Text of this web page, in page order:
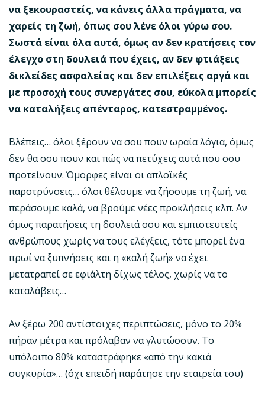
να ξεκουραστείς, να κάνεις άλλα πράγματα, να
χαρείς τη ζωή, όπως σου λένε όλοι γύρω σου.
Σωστά είναι όλα αυτά, όμως αν δεν κρατήσεις τον
έλεγχο στη δουλειά που έχεις, αν δεν φτιάξεις
δικλείδες ασφαλείας και δεν επιλέξεις αργά και
με προσοχή τους συνεργάτες σου, εύκολα μπορείς
να καταλήξεις απένταρος, κατεστραμμένος.
Βλέπεις… όλοι ξέρουν να σου πουν ωραία λόγια, όμως
δεν θα σου πουν και πώς να πετύχεις αυτά που σου
προτείνουν. Όμορφες είναι οι απλοϊκές
παροτρύνσεις… όλοι θέλουμε να ζήσουμε τη ζωή, να
περάσουμε καλά, να βρούμε νέες προκλήσεις κλπ. Αν
όμως παρατήσεις τη δουλειά σου και εμπιστευτείς
ανθρώπους χωρίς να τους ελέγξεις, τότε μπορεί ένα
πρωί να ξυπνήσεις και η «καλή ζωή» να έχει
μετατραπεί σε εφιάλτη δίχως τέλος, χωρίς να το
καταλάβεις…
Αν ξέρω 200 αντίστοιχες περιπτώσεις, μόνο το 20%
πήραν μέτρα και πρόλαβαν να γλυτώσουν. Το
υπόλοιπο 80% καταστράφηκε «από την κακιά
συγκυρία»… (όχι επειδή παράτησε την εταιρεία του)